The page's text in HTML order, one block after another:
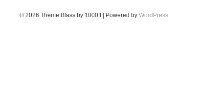
© 2026 Theme Blass by 1000ff | Powered by WordPress